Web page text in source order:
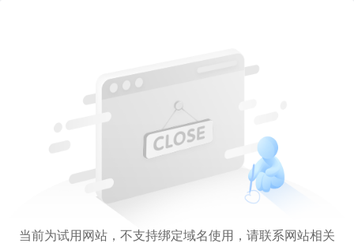
当前为试用网站，不支持绑定域名使用，请联系网站相关